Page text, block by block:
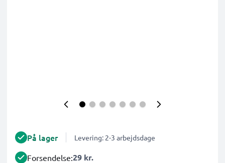
På lager Levering: 2-3 arbejdsdage
Forsendelse:29 kr.